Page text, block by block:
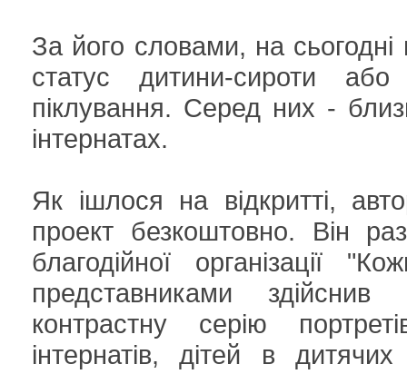
За його словами, на
статус дитини-сироти або
піклування. Серед них -
інтернатах.
Як ішлося на відкритті,
проект безкоштовно. Він
благодійної організації
представниками
контрастну серію
інтернатів, дітей в